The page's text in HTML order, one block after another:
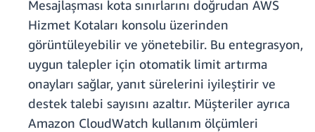
Mesajlaşması kota sınırlarını doğrudan AWS
Hizmet Kotaları konsolu üzerinden
görüntüleyebilir ve yönetebilir. Bu entegrasyon,
uygun talepler için otomatik limit artırma
onayları sağlar, yanıt sürelerini iyileştirir ve
destek talebi sayısını azaltır. Müşteriler ayrıca
Amazon CloudWatch kullanım ölçümleri